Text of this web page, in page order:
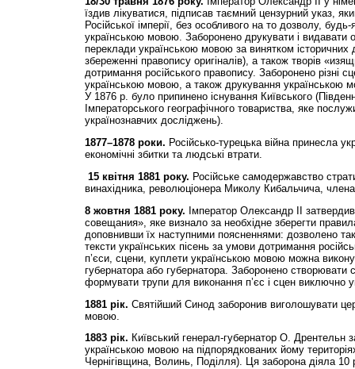
їздив лікуватися, підписав таємний цензурний указ,
Російської імперії, без особливого на то дозволу,
українською мовою. Заборонено друкувати і видавати
переклади українською мовою за винятком історичних
збереженні правопису оригіналів), а також творів
дотримання російського правопису. Заборонено різні
українською мовою, а також друкування українською
У 1876 р. було припинено існування Київського
Імператорського географічного товариства, яке
українознавчих досліджень).
1877–1878 роки. Російсько-турецька війна принесла
економічні збитки та людські втрати.
15 квітня 1881 року. Російське самодержавство
винахідника, революціонера Миколу Кибальчича,
8 жовтня 1881 року. Імператор Олександр ІІ
совещания», яке визнало за необхідне зберегти
доповнивши їх наступними поясненнями: дозволено
тексти українських пісень за умови дотримання
п’єси, сцени, куплети українською мовою можна
губернатора або губернатора. Заборонено створювати
формувати трупи для виконання п’єс і сцен виключно
1881 рік. Святійший Синод заборонив виголошувати
мовою.
1883 рік. Київський генерал-губернатор О. Дрентельн
українською мовою на підпорядкованих йому
Чернігівщина, Волинь, Поділля). Ця заборона діяла 10